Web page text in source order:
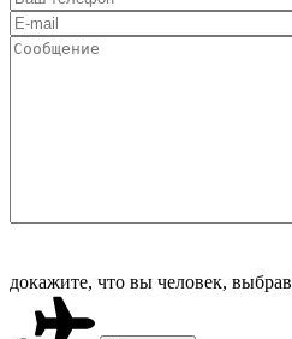
докажите, что вы человек, выбрав